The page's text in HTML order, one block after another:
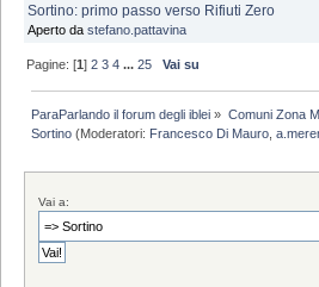
Sortino: primo passo verso Rifiuti Zero
Aperto da stefano.pattavina
Pagine: [1]2 3 4 ...25 Vai su
ParaParlando il forum degli iblei » Comuni Zona
Sortino (Moderatori: Francesco Di Mauro ,
Vai a: